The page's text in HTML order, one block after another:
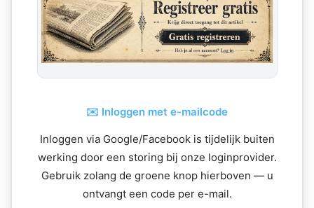
✉️ Inloggen met e-mailcode
Inloggen via Google/Facebook is tijdelijk buiten
werking door een storing bij onze loginprovider.
Gebruik zolang de groene knop hierboven — u
ontvangt een code per e-mail.